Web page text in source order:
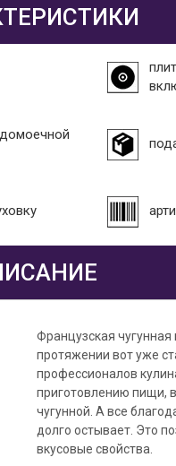
Французская
протяжении вот уже
профессионалов
приготовлению пищи,
чугунной. А все
долго остывает. Это
вкусовые свойства.